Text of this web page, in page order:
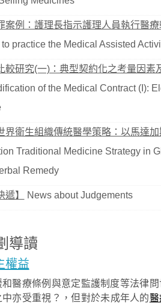
案例：護理長指示護理人員執行醫療
practice the Medical Assisted
較研究(一)：典型契約化之考量因素
of the Medical Contract (I):
界衛生組織傳統醫學策略：以馬達加
Traditional Medicine Strategy in
Remedy
】 News about Judgements
導讀
權益
醫療條例與意定監護制度等法律
中亦受重視？，但對於未成年人的醫